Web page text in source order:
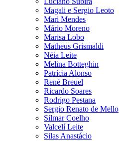
Magali e Sergio Leoto
Mari Mendes
Mário Moreno
Marisa Lobo
Matheus Grismaldi
Néia Leite
Melina Botteghin
Patrícia Alonso
René Breuel
Ricardo Soares
Rodrigo Pestana
Sergio Renato de Mello
Silmar Coelho
Valcelí Leite
Silas Anastácio